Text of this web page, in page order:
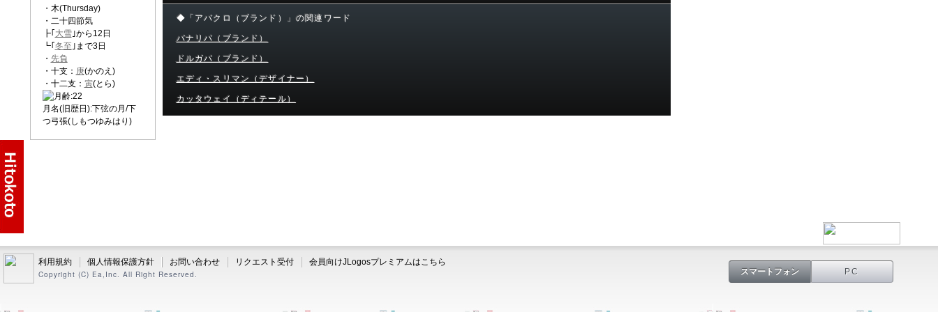
・木(Thursday)
・二十四節気
┣｢ 大雪｣から12日
┗｢ 冬至 ｣まで3日
・ 先負
・十支： 庚(かのえ)
・十二支： 寅(とら)
月名(旧歴日):下弦の月/下
つ弓張(しもつゆみはり)
◆「アバクロ（ブランド）」の関連ワード
バナリパ（ブランド）
ドルガバ（ブランド）
エディ・スリマン（デザイナー）
カッタウェイ（ディテール）
利用規約 個人情報保護方針 お問い合わせ リクエスト受付
会員向けJLogosプレミアムはこちら
Copyright (C) Ea,Inc. All Right Reserved.
スマートフォン PC